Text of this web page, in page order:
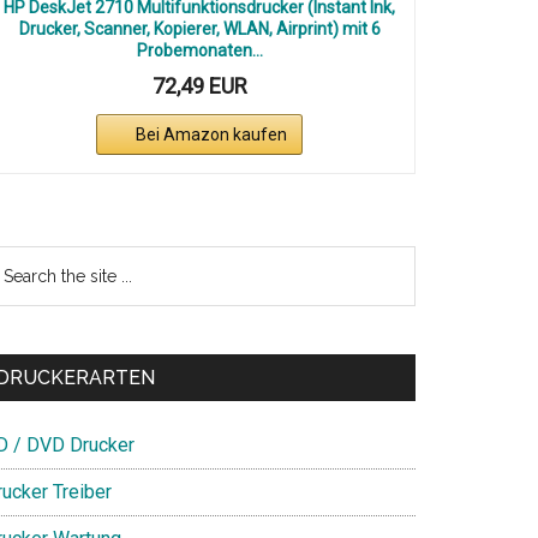
HP DeskJet 2710 Multifunktionsdrucker (Instant Ink,
Drucker, Scanner, Kopierer, WLAN, Airprint) mit 6
Probemonaten...
72,49 EUR
Bei Amazon kaufen
DRUCKERARTEN
/ DVD Drucker
Treiber